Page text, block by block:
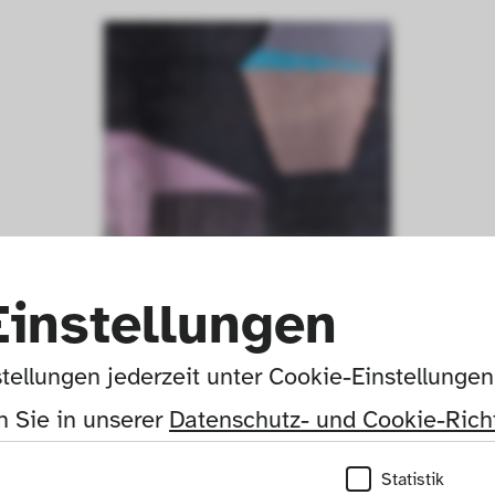
jederzeit unter Cookie-
Sie in unserer Datenschutz- und Cookie-
Statistik
Photo: Roul van Tour, Niederlande
More information at:
www.die-neue-sammlung.de/en/collection-online/